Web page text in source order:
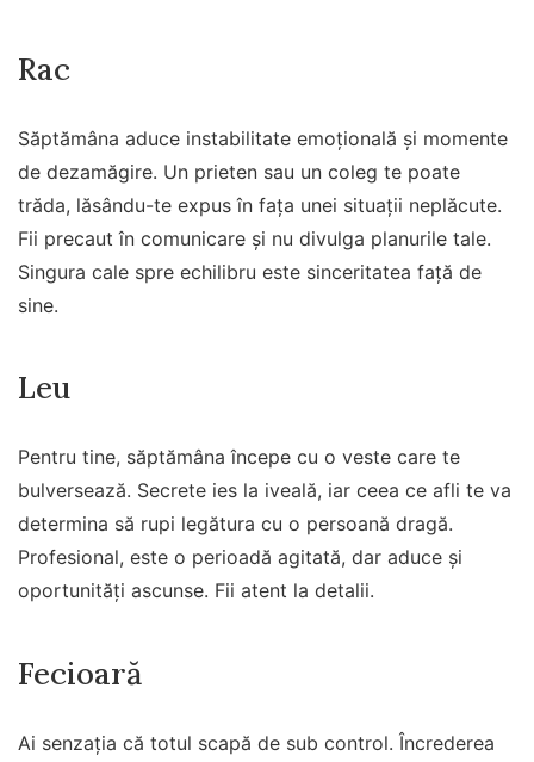
Rac
Săptămâna aduce instabilitate emoțională și momente
de dezamăgire. Un prieten sau un coleg te poate
trăda, lăsându-te expus în fața unei situații neplăcute.
Fii precaut în comunicare și nu divulga planurile tale.
Singura cale spre echilibru este sinceritatea față de
sine.
Leu
Pentru tine, săptămâna începe cu o veste care te
bulversează. Secrete ies la iveală, iar ceea ce afli te va
determina să rupi legătura cu o persoană dragă.
Profesional, este o perioadă agitată, dar aduce și
oportunități ascunse. Fii atent la detalii.
Fecioară
Ai senzația că totul scapă de sub control. Încrederea